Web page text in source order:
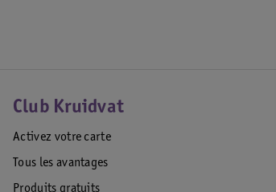
Club Kruidvat
Activez votre carte
Tous les avantages
Produits gratuits